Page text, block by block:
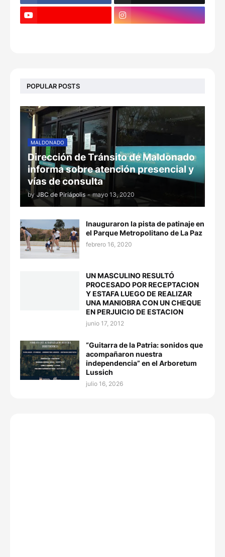
POPULAR POSTS
MALDONADO
Dirección de Tránsito de Maldonado
informa sobre atención presencial y
vías de consulta
by JBC de Piriápolis - mayo 13, 2020
Inauguraron la pista de patinaje en
el Parque Metropolitano de La Paz
febrero 16, 2020
UN MASCULINO RESULTÓ
PROCESADO POR RECEPTACION
Y ESTAFA LUEGO DE REALIZAR
UNA MANIOBRA CON UN CHEQUE
EN PERJUICIO DE ESTACION
junio 17, 2012
“Guitarra de la Patria: sonidos que
acompañaron nuestra
independencia” en el Arboretum
Lussich
julio 16, 2026